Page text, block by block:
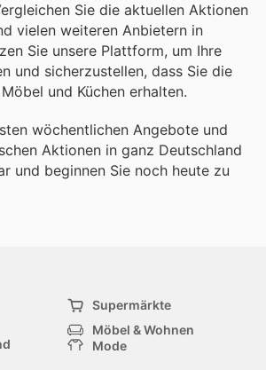
Sie die aktuellen Aktionen
vielen weiteren Anbietern in
Sie unsere Plattform, um Ihre
und sicherzustellen, dass Sie die
und Küchen erhalten.
wöchentlichen Angebote und
Aktionen in ganz Deutschland
und beginnen Sie noch heute zu
Supermärkte
Möbel & Wohnen
Mode